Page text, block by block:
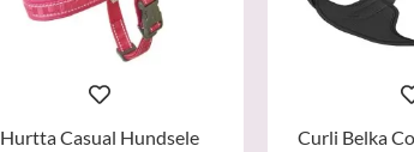
Hurtta Casual Hundsele
Curli Belka